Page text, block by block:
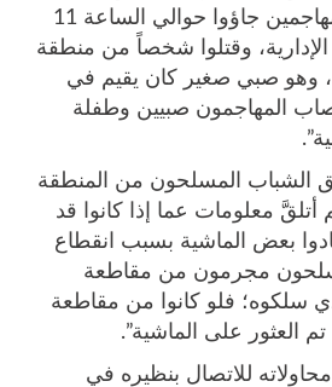
الذي أفاد بأن هؤلاء المهاجمين جاؤوا حوالي الساعة 11
وقتلوا شخصاً من منطقة
وهو صبي صغير كان يقيم في
المهاجمون صبيين وطفلة
الشباب المسلحون من المنطقة
أتلقَّ معلومات عما إذا كانوا قد
بعض الماشية بسبب انقطاع
مجرمون من مقاطعة
سلكوه؛ فلو كانوا من مقاطعة
العثور على الماشية”.
للاتصال بنظيره في